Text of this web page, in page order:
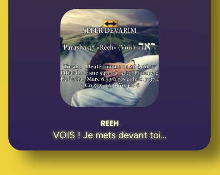
REEH
VOIS ! Je mets devant toi...